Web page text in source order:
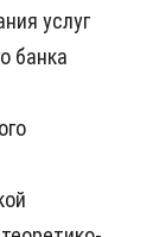
услуг
банка